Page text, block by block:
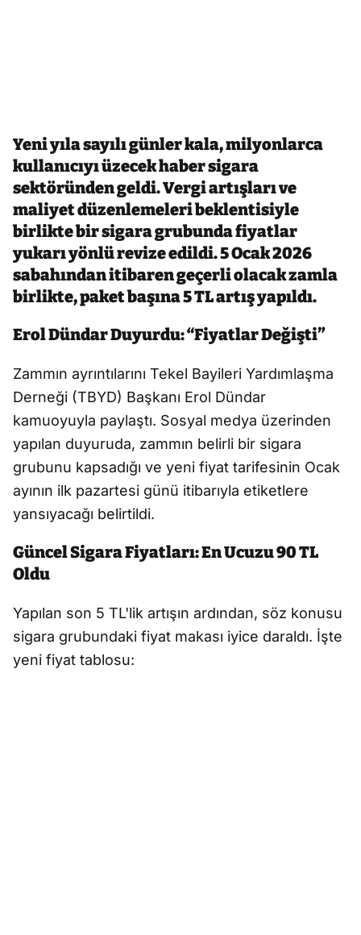
Yeni yıla sayılı günler kala, milyonlarca
kullanıcıyı üzecek haber sigara
sektöründen geldi. Vergi artışları ve
maliyet düzenlemeleri beklentisiyle
birlikte bir sigara grubunda fiyatlar
yukarı yönlü revize edildi. 5 Ocak 2026
sabahından itibaren geçerli olacak zamla
birlikte, paket başına 5 TL artış yapıldı.
Erol Dündar Duyurdu: “Fiyatlar Değişti”
Zammın ayrıntılarını Tekel Bayileri Yardımlaşma
Derneği (TBYD) Başkanı Erol Dündar
kamuoyuyla paylaştı. Sosyal medya üzerinden
yapılan duyuruda, zammın belirli bir sigara
grubunu kapsadığı ve yeni fiyat tarifesinin Ocak
ayının ilk pazartesi günü itibarıyla etiketlere
yansıyacağı belirtildi.
Güncel Sigara Fiyatları: En Ucuzu 90 TL
Oldu
Yapılan son 5 TL'lik artışın ardından, söz konusu
sigara grubundaki fiyat makası iyice daraldı. İşte
yeni fiyat tablosu: